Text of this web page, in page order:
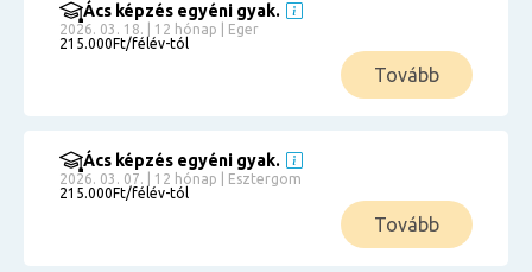
Ács képzés egyéni gyak.
2026. 03. 18. | 12 hónap | Eger
215.000Ft/félév-tól
Tovább
Ács képzés egyéni gyak.
2026. 03. 07. | 12 hónap | Esztergom
215.000Ft/félév-tól
Tovább